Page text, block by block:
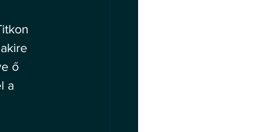
ő
a